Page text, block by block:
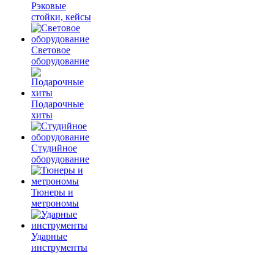
Рэковые
стойки, кейсы
Световое
оборудование
Подарочные
хиты
Студийное
оборудование
Тюнеры и
метрономы
Ударные
инструменты